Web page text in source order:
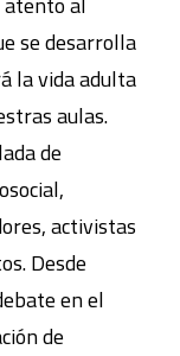
se desarrolla
la vida adulta
aulas.
de
activistas
Desde
en el
de